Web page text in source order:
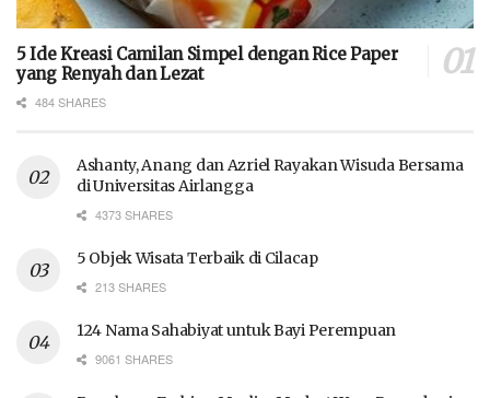
5 Ide Kreasi Camilan Simpel dengan Rice Paper
yang Renyah dan Lezat
484 SHARES
Ashanty, Anang dan Azriel Rayakan Wisuda Bersama
di Universitas Airlangga
4373 SHARES
5 Objek Wisata Terbaik di Cilacap
213 SHARES
124 Nama Sahabiyat untuk Bayi Perempuan
9061 SHARES